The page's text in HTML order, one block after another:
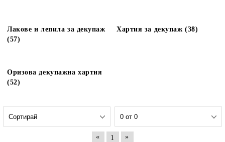
Лакове и лепила за декупаж
(57)
Хартия за декупаж (38)
Оризова декупажна хартия
(52)
« 1 »